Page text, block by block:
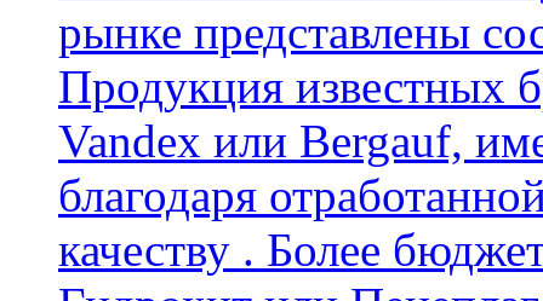
рынке представлены
Продукция известных
Vandex или Bergauf,
благодаря
качеству . Более